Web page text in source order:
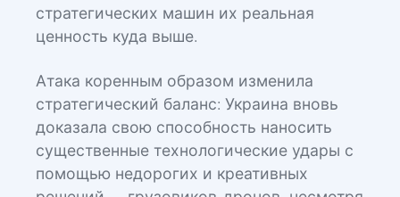
стратегических машин их реальная
ценность куда выше.
Атака коренным образом изменила
стратегический баланс: Украина вновь
доказала свою способность наносить
существенные технологические удары с
помощью недорогих и креативных